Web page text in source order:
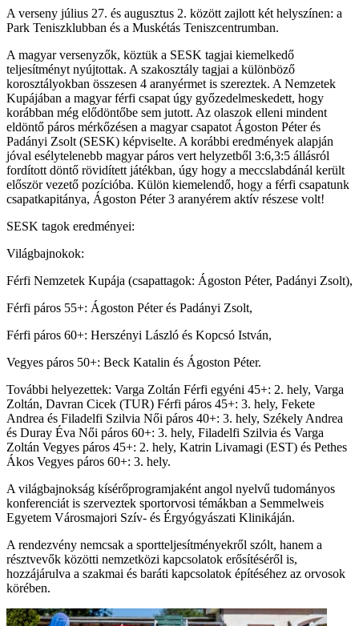
A verseny július 27. és augusztus 2. között zajlott két helyszínen: a
Park Teniszklubban és a Muskétás Teniszcentrumban.
A magyar versenyzők, köztük a SESK tagjai kiemelkedő
teljesítményt nyújtottak. A szakosztály tagjai a különböző
korosztályokban összesen 4 aranyérmet is szereztek. A Nemzetek
Kupájában a magyar férfi csapat úgy győzedelmeskedett, hogy
korábban még elődöntőbe sem jutott. Az olaszok elleni mindent
eldöntő páros mérkőzésen a magyar csapatot Ágoston Péter és
Padányi Zsolt (SESK) képviselte. A korábbi eredmények alapján
jóval esélytelenebb magyar páros vert helyzetből 3:6,3:5 állásról
fordított döntő rövidített játékban, úgy hogy a meccslabdánál került
először vezető pozícióba. Külön kiemelendő, hogy a férfi csapatunk
csapatkapitánya, Ágoston Péter 3 aranyérem aktív részese volt!
SESK tagok eredményei:
Világbajnokok:
Férfi Nemzetek Kupája (csapattagok: Ágoston Péter, Padányi Zsolt),
Férfi páros 55+: Ágoston Péter és Padányi Zsolt,
Férfi páros 60+: Herszényi László és Kopcsó István,
Vegyes páros 50+: Beck Katalin és Ágoston Péter.
További helyezettek: Varga Zoltán Férfi egyéni 45+: 2. hely, Varga
Zoltán, Davran Cicek (TUR) Férfi páros 45+: 3. hely, Fekete
Andrea és Filadelfi Szilvia Női páros 40+: 3. hely, Székely Andrea
és Duray Éva Női páros 60+: 3. hely, Filadelfi Szilvia és Varga
Zoltán Vegyes páros 45+: 2. hely, Katrin Livamagi (EST) és Pethes
Ákos Vegyes páros 60+: 3. hely.
A világbajnokság kísérőprogramjaként angol nyelvű tudományos
konferenciát is szerveztek sportorvosi témákban a Semmelweis
Egyetem Városmajori Szív- és Érgyógyászati Klinikáján.
A rendezvény nemcsak a sportteljesítményekről szólt, hanem a
résztvevők közötti nemzetközi kapcsolatok erősítéséről is,
hozzájárulva a szakmai és baráti kapcsolatok építéséhez az orvosok
körében.